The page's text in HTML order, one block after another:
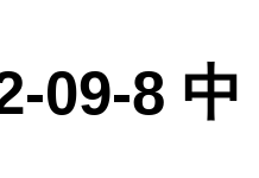
09-8 中